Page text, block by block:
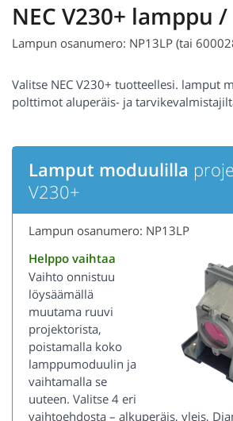
NEC V230+ lamppu
Lampun osanumero: NP13LP (tai
Valitse NEC V230+ tuotteellesi. lamput
polttimot aluperäis- ja
Lamput moduulilla
V230+
Lampun osanumero: NP13LP
Helppo vaihtaa
Vaihto onnistuu
löysäämällä
muutama ruuvi
projektorista,
poistamalla koko
lamppumoduulin ja
vaihtamalla se
uuteen. Valitse 4 eri
vaihtoehdosta – alkuperäis, yleis,